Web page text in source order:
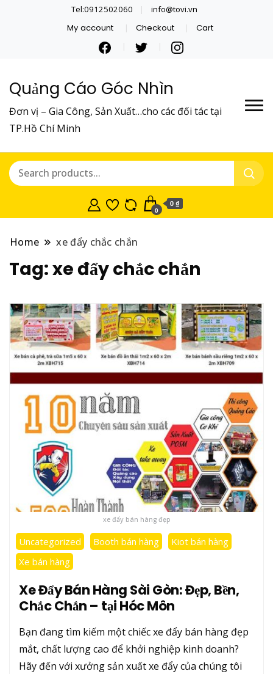
Tel:0912502060 info@tovi.vn
My account Checkout Cart
Quảng Cáo Góc Nhìn
Đơn vị – Gia Công, Sản Xuất…cho các đối tác tại
TP.Hồ Chí Minh
0
0 ₫
Home xe đẩy chắc chắn
Tag:xe đẩy chắc chắn
xe đẩy bán hàng đẹp
Uncategorized Booth bán hàng
Kiot bán hàng
Xe bán hàng
Xe Đẩy Bán Hàng Sài Gòn: Đẹp, Bền,
Chắc Chắn – tại Hóc Môn
Bạn đang tìm kiếm một chiếc xe đẩy bán hàng đẹp
mắt, chất lượng cao để khởi nghiệp kinh doanh?
Hãy đến với xưởng sản xuất xe đẩy của chúng tôi